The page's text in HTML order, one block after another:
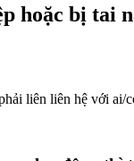
hoặc bị
liên liên hệ với ai/